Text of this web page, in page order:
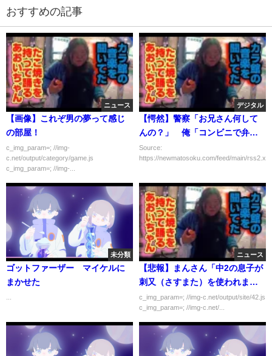
おすすめの記事
ニュース
【画像】これぞ男の夢って感じ
の部屋！
c_img_param=; //img-
c.net/output/category/game.js
c_img_param=; //img-...
デジタル
【愕然】警察「お兄さん何して
んの？」 俺「コンビニで弁当
買って食ってる」 → 結
果･････
Source:
https://newmatosoku.com/feed/main/
未分類
ゴットファーザー マイケルに
まかせた
ニュース
【悲報】まんさん「中2の息子が
刺又（さすまた）を使われまし
た。 」
c_img_param=; //img-c.net/output/site/42.js
c_img_param=; //img-c.net/...